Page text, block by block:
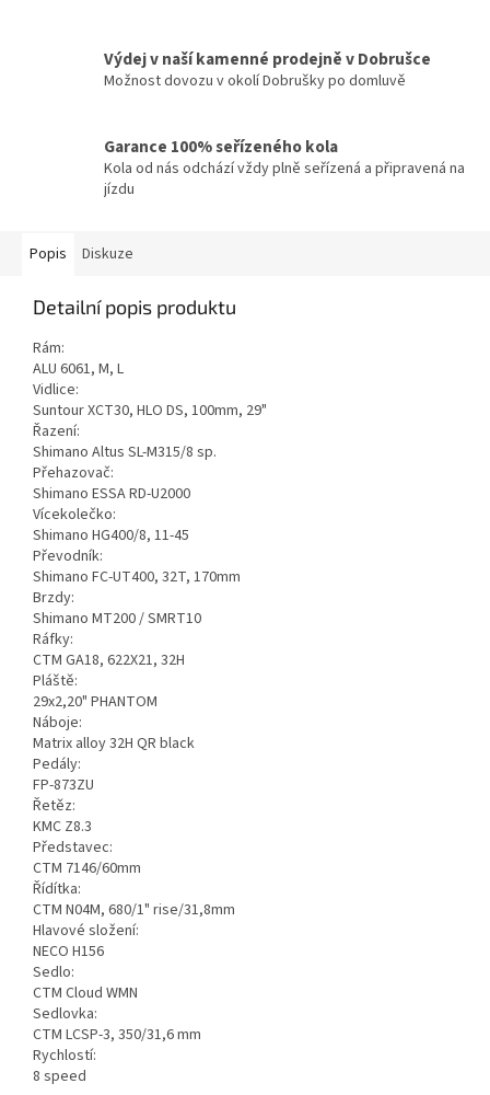
Výdej v naší kamenné prodejně v Dobrušce
Možnost dovozu v okolí Dobrušky po domluvě
Garance 100% seřízeného kola
Kola od nás odchází vždy plně seřízená a připravená na
jízdu
Popis Diskuze
Detailní popis produktu
Rám:
ALU 6061, M, L
Vidlice:
Suntour XCT30, HLO DS, 100mm, 29"
Řazení:
Shimano Altus SL-M315/8 sp.
Přehazovač:
Shimano ESSA RD-U2000
Vícekolečko:
Shimano HG400/8, 11-45
Převodník:
Shimano FC-UT400, 32T, 170mm
Brzdy:
Shimano MT200 / SMRT10
Ráfky:
CTM GA18, 622X21, 32H
Pláště:
29x2,20" PHANTOM
Náboje:
Matrix alloy 32H QR black
Pedály:
FP-873ZU
Řetěz:
KMC Z8.3
Představec:
CTM 7146/60mm
Řídítka:
CTM N04M, 680/1" rise/31,8mm
Hlavové složení:
NECO H156
Sedlo:
CTM Cloud WMN
Sedlovka:
CTM LCSP-3, 350/31,6 mm
Rychlostí:
8 speed